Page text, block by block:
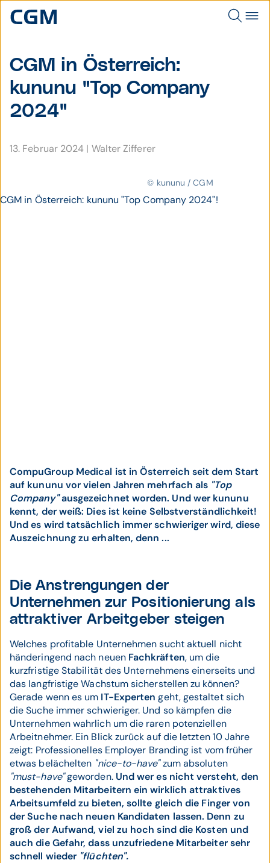
CGM in Österreich:
kununu "Top Company
2024"
13. Februar 2024 | Walter Zifferer
© kununu / CGM
CGM in Österreich: kununu "Top Company 2024"!
CompuGroup Medical ist in Österreich seit dem Start
auf kununu vor vielen Jahren mehrfach als "Top
Company"ausgezeichnet worden. Und wer kununu
kennt, der weiß: Dies ist keine Selbstverständlichkeit!
Und es wird tatsächlich immer schwieriger wird, diese
Auszeichnung zu erhalten, denn ...
Die Anstrengungen der
Unternehmen zur Positionierung als
attraktiver Arbeitgeber steigen
Welches profitable Unternehmen sucht aktuell nicht
händeringend nach neuen Fachkräften, um die
kurzfristige Stabilität des Unternehmens einerseits und
das langfristige Wachstum sicherstellen zu können?
Gerade wenn es um IT-Experten geht, gestaltet sich
die Suche immer schwieriger. Und so kämpfen die
Unternehmen wahrlich um die raren potenziellen
Arbeitnehmer. Ein Blick zurück auf die letzten 10 Jahre
zeigt: Professionelles Employer Branding ist vom früher
etwas belächelten "nice-to-have"zum absoluten
"must-have"geworden. Und wer es nicht versteht, den
bestehenden Mitarbeitern ein wirklich attraktives
Arbeitsumfeld zu bieten, sollte gleich die Finger von
der Suche nach neuen Kandidaten lassen. Denn zu
groß der Aufwand, viel zu hoch sind die Kosten und
auch die Gefahr, dass unzufriedene Mitarbeiter sehr
schnell wieder "flüchten".